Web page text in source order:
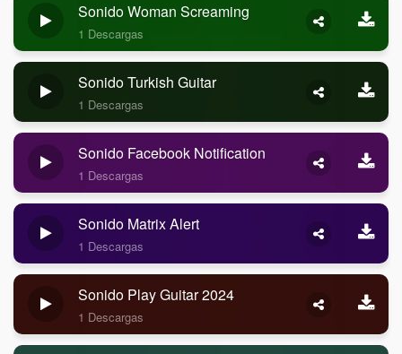
Sonido Woman Screaming
1 Descargas
Sonido Turkish Guitar
1 Descargas
Sonido Facebook Notification
1 Descargas
Sonido Matrix Alert
1 Descargas
Sonido Play Guitar 2024
1 Descargas